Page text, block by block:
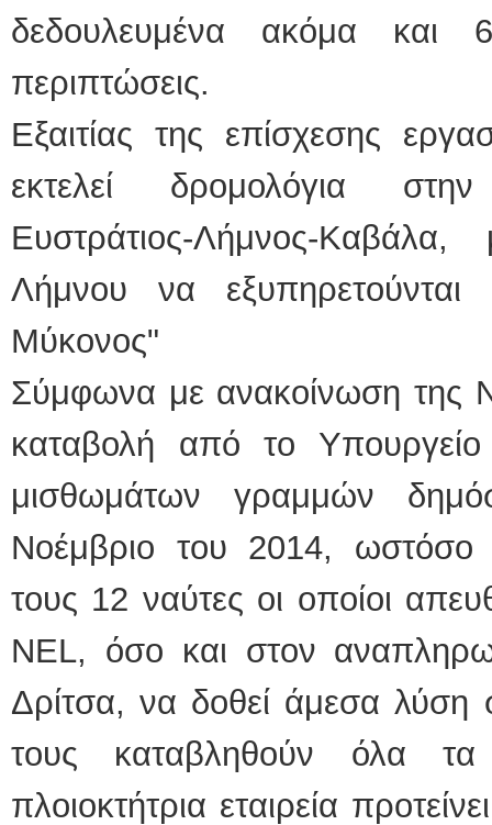
δεδουλευμένα ακόμα και
περιπτώσεις.
Εξαιτίας της επίσχεσης
εκτελεί δρομολόγια
Ευστράτιος-Λήμνος-
Λήμνου να
Μύκονος"
Σύμφωνα με ανακοίνωση της
καταβολή από το Υπουργείο
μισθωμάτων γραμμών
Νοέμβριο του 2014, ωστόσο
τους 12 ναύτες οι οποίοι
NEL, όσο και στον
Δρίτσα, να δοθεί άμεσα
τους καταβληθούν όλα
πλοιοκτήτρια εταιρεία